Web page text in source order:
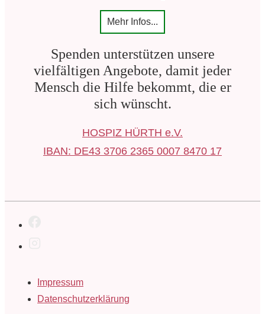
Mehr Infos...
Spenden unterstützen unsere
vielfältigen Angebote, damit jeder
Mensch die Hilfe bekommt, die er
sich wünscht.
HOSPIZ HÜRTH e.V.
IBAN: DE43 3706 2365 0007 8470 17
MenüImpressum
Datenschutzerklärung